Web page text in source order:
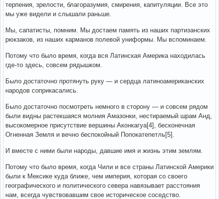
терпения, зрелости, благоразумия, смирения, капитуляции. Все это
мы уже видели и слышали раньше.
Мы, сапатисты, помним. Мы достаем память из наших партизанских
рюкзаков, из наших карманов полевой униформы. Мы вспоминаем.
Потому что было время, когда вся Латинская Америка находилась
где-то здесь, совсем рядышком.
Было достаточно протянуть руку — и сердца латиноамериканских
народов соприкасались.
Было достаточно посмотреть немного в сторону — и совсем рядом
были видны растекшаяся молния Амазонки, нестираемый шрам Анд,
высокомерное присутствие вершины Аконкагуа[4], бесконечная
Огненная Земля и вечно беспокойный Попокатепетль[5].
И вместе с ними были народы, давшие имя и жизнь этим землям.
Потому что было время, когда Чили и все страны Латинской Америки
были к Мексике куда ближе, чем империя, которая со своего
географического и политического севера навязывает расстояния
нам, всегда чувствовавшим свое историческое соседство.